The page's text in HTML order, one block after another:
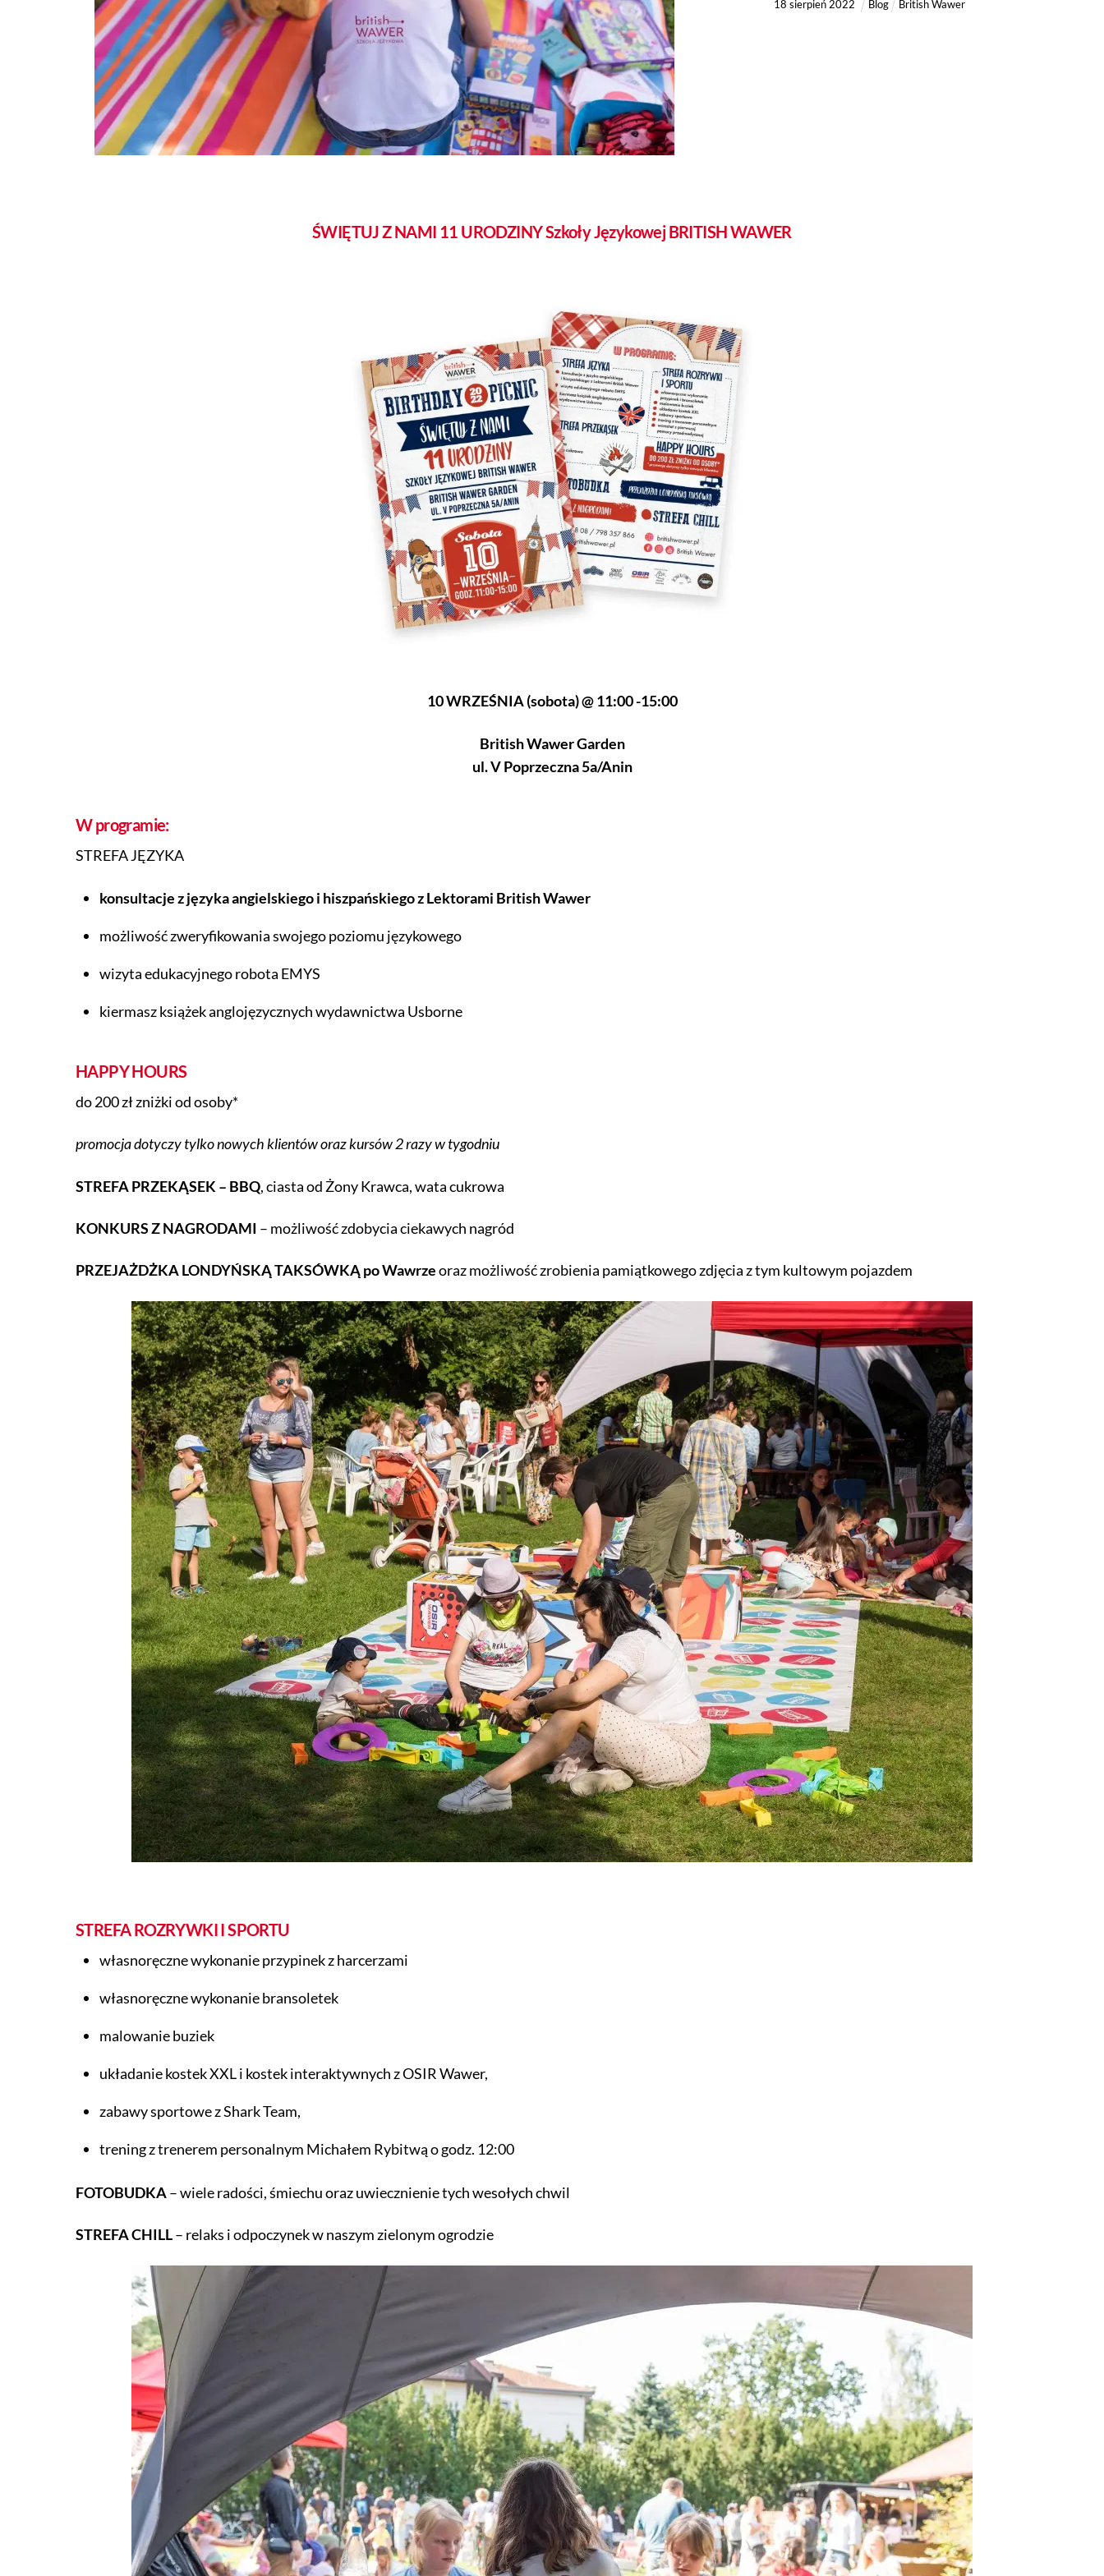
18 sierpień 2022 Blog British Wawer
ŚWIĘTUJ Z NAMI 11 URODZINY Szkoły Językowej BRITISH WAWER
10 WRZEŚNIA (sobota) @ 11:00 -15:00
British Wawer Garden
ul. V Poprzeczna 5a/Anin
W programie:
STREFA JĘZYKA
konsultacje z języka angielskiego i hiszpańskiego z Lektorami British Wawer
możliwość zweryfikowania swojego poziomu językowego
wizyta edukacyjnego robota EMYS
kiermasz książek anglojęzycznych wydawnictwa Usborne
HAPPY HOURS
do 200 zł zniżki od osoby*
promocja dotyczy tylko nowych klientów oraz kursów 2 razy w tygodniu
STREFA PRZEKĄSEK – BBQ, ciasta od Żony Krawca, wata cukrowa
KONKURS Z NAGRODAMI – możliwość zdobycia ciekawych nagród
PRZEJAŻDŻKA LONDYŃSKĄ TAKSÓWKĄ po Wawrzeoraz możliwość zrobienia pamiątkowego zdjęcia z tym kultowym pojazdem
STREFA ROZRYWKI I SPORTU
własnoręczne wykonanie przypinek z harcerzami
własnoręczne wykonanie bransoletek
malowanie buziek
układanie kostek XXL i kostek interaktywnych z OSIR Wawer,
zabawy sportowe z Shark Team,
trening z trenerem personalnym Michałem Rybitwą o godz. 12:00
FOTOBUDKA– wiele radości, śmiechu oraz uwiecznienie tych wesołych chwil
STREFA CHILL– relaks i odpoczynek w naszym zielonym ogrodzie